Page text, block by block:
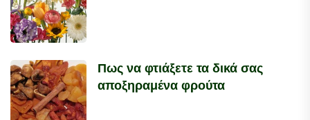
Πως να φτιάξετε τα δικά σας
αποξηραμένα φρούτα